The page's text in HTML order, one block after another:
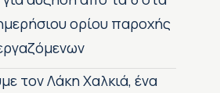
ορίου παροχής
τον Λάκη Χαλκιά, ένα